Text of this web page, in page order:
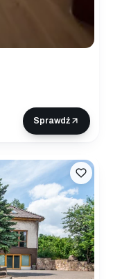
Sprawdź